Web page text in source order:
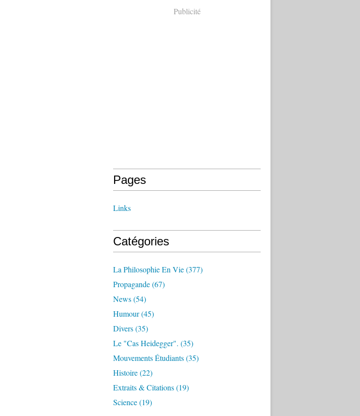
Publicité
Pages
Links
Catégories
La Philosophie En Vie(377)
Propagande(67)
News(54)
Humour(45)
Divers(35)
Le "cas Heidegger". (35)
Mouvements Étudiants(35)
Histoire(22)
Extraits & Citations(19)
Science(19)